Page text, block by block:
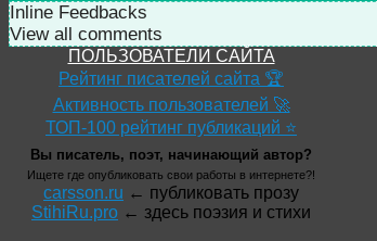
Inline Feedbacks
View all comments
ПОЛЬЗОВАТЕЛИ САЙТА
Рейтинг писателей сайта 🏆
Активность пользователей 🚀
ТОП-100 рейтинг публикаций ⭐
Вы писатель, поэт, начинающий автор?
Ищете где опубликовать свои работы в интернете?!
carsson.ru ← публиковать прозу
StihiRu.pro ← здесь поэзия и стихи